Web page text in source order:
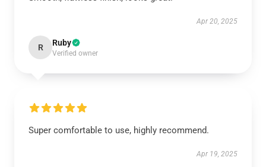
Apr 20, 2025
R Ruby
Verified owner
Super comfortable to use, highly recommend.
Apr 19, 2025